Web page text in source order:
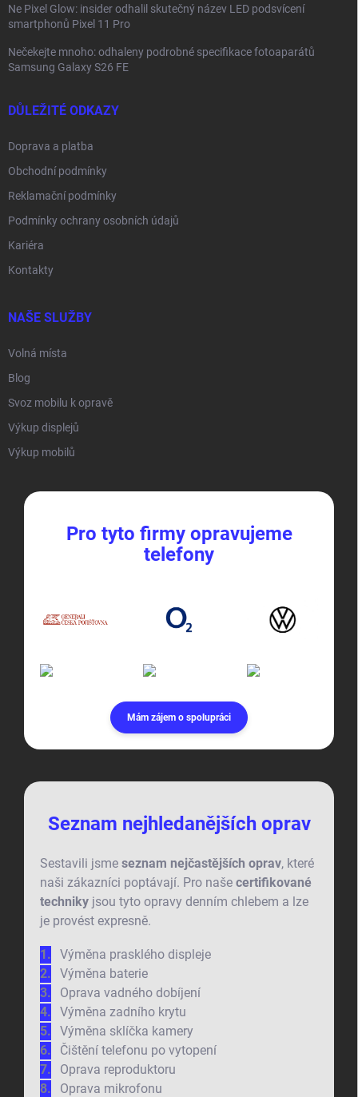
Ne Pixel Glow: insider odhalil skutečný název LED podsvícení
smartphonů Pixel 11 Pro
Nečekejte mnoho: odhaleny podrobné specifikace fotoaparátů
Samsung Galaxy S26 FE
DŮLEŽITÉ ODKAZY
Doprava a platba
Obchodní podmínky
Reklamační podmínky
Podmínky ochrany osobních údajů
Kariéra
Kontakty
NAŠE SLUŽBY
Volná místa
Blog
Svoz mobilu k opravě
Výkup displejů
Výkup mobilů
Pro tyto firmy opravujeme
telefony
Mám zájem o spolupráci
Seznam nejhledanějších oprav
Sestavili jsme seznam nejčastějších oprav, které
naši zákazníci poptávají. Pro naše certifikované
techniky jsou tyto opravy denním chlebem a lze
je provést expresně.
Výměna prasklého displeje
Výměna baterie
Oprava vadného dobíjení
Výměna zadního krytu
Výměna sklíčka kamery
Čištění telefonu po vytopení
Oprava reproduktoru
Oprava mikrofonu